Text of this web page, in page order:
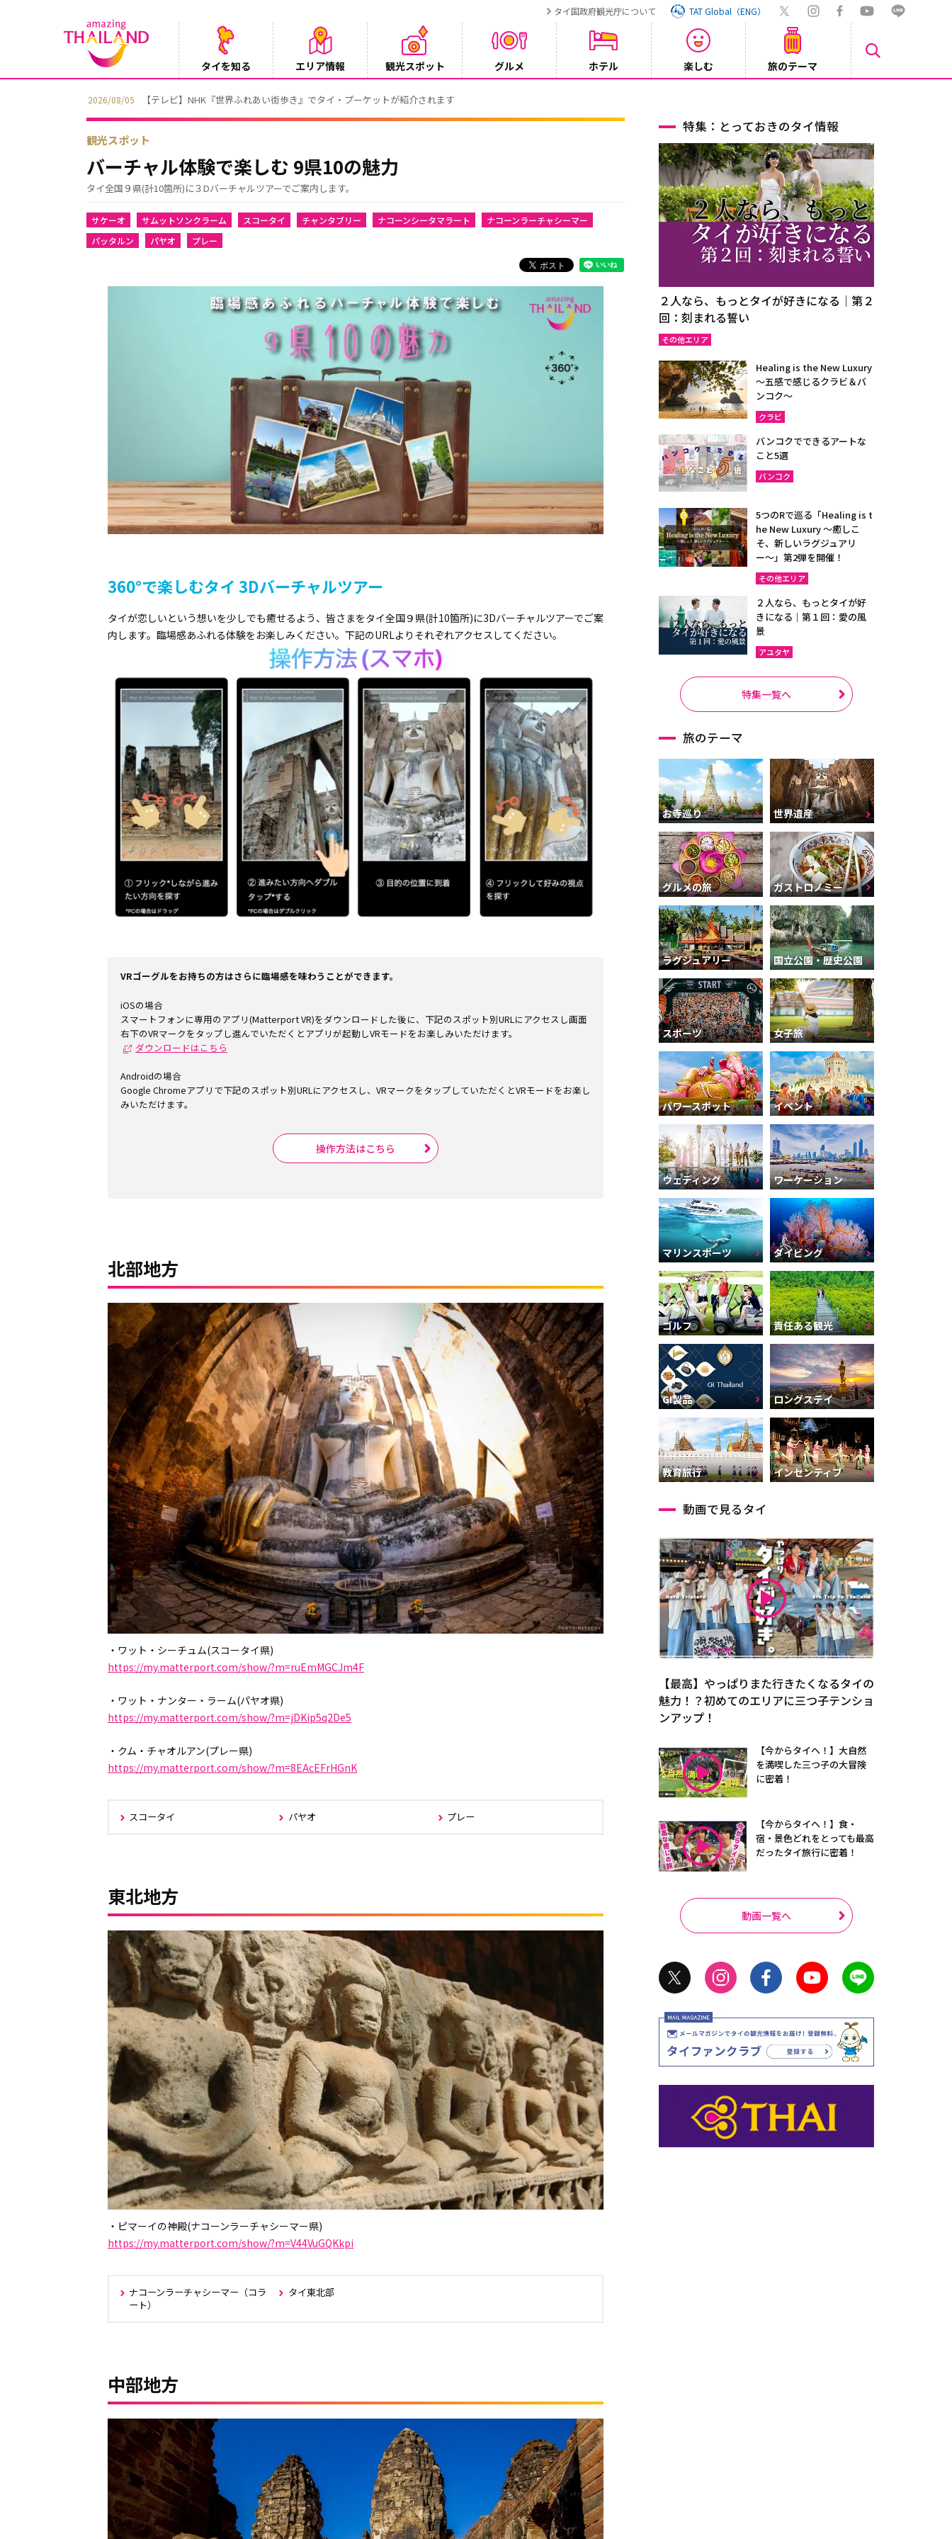
タイ国政府観光庁について TAT Global（ENG）
タイを知る エリア情報 観光スポット グルメ ホテル 楽しむ 旅のテーマ
2026/08/05 【テレビ】NHK『世界ふれあい街歩き』でタイ・プーケットが紹介されます
観光スポット
バーチャル体験で楽しむ 9県10の魅力
タイ全国９県(計10箇所)に３Dバーチャルツアーでご案内します。
サケーオ サムットソンクラーム スコータイ チャンタブリー ナコーンシータマラート
ナコーンラーチャシーマー
パッタルン
パヤオ プレー
360°で楽しむタイ 3Dバーチャルツアー
タイが恋しいという想いを少しでも癒せるよう、皆さまをタイ全国９県(計10箇所)に3Dバーチャルツアーでご案
内します。臨場感あふれる体験をお楽しみください。下記のURLよりそれぞれアクセスしてください。
VRゴーグルをお持ちの方はさらに臨場感を味わうことができます。
iOSの場合
スマートフォンに専用のアプリ(Matterport VR)をダウンロードした後に、下記のスポット別URLにアクセスし画面
右下のVRマークをタップし進んでいただくとアプリが起動しVRモードをお楽しみいただけます。
ダウンロードはこちら
Androidの場合
Google Chromeアプリで下記のスポット別URLにアクセスし、VRマークをタップしていただくとVRモードをお楽し
みいただけます。
操作方法はこちら
北部地方
・ワット・シーチュム(スコータイ県)
https://my.matterport.com/show/?m=ruEmMGCJm4F
・ワット・ナンター・ラーム(パヤオ県)
https://my.matterport.com/show/?m=jDKip5q2De5
・クム・チャオルアン(プレー県)
https://my.matterport.com/show/?m=8EAcEFrHGnK
スコータイ パヤオ プレー
東北地方
・ピマーイの神殿(ナコーンラーチャシーマー県)
https://my.matterport.com/show/?m=V44VuGQKkpi
ナコーンラーチャシーマー（コラ
ート）
タイ東北部
中部地方
特集：とっておきのタイ情報
２人なら、もっとタイが好きになる｜第２
回：刻まれる誓い
その他エリア
Healing is the New Luxury
～五感で感じるクラビ＆バ
ンコク～
クラビ
バンコクでできるアートな
こと5選
バンコク
5つのRで巡る「Healing is t
he New Luxury ～癒しこ
そ、新しいラグジュアリ
ー〜」第2弾を開催！
その他エリア
２人なら、もっとタイが好
きになる｜第１回：愛の風
景
アユタヤ
特集一覧へ
旅のテーマ
お寺巡り 世界遺産
グルメの旅 ガストロノミー
ラグジュアリー 国立公園・歴史公園
スポーツ 女子旅
パワースポット イベント
ウェディング ワーケーション
マリンスポーツ ダイビング
ゴルフ 責任ある観光
GI製品 ロングステイ
教育旅行 インセンティブ
動画で見るタイ
【最高】やっぱりまた行きたくなるタイの
魅力！？初めてのエリアに三つ子テンショ
ンアップ！
【今からタイへ！】大自然
を満喫した三つ子の大冒険
に密着！
【今からタイへ！】食・
宿・景色どれをとっても最高
だったタイ旅行に密着！
動画一覧へ